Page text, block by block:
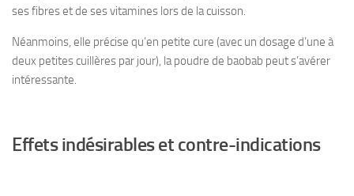
ses fibres et de ses vitamines lors de la cuisson.
Néanmoins, elle précise qu’en petite cure (avec un dosage d’une à
deux petites cuillères par jour), la poudre de baobab peut s’avérer
intéressante.
Effets indésirables et contre-indications